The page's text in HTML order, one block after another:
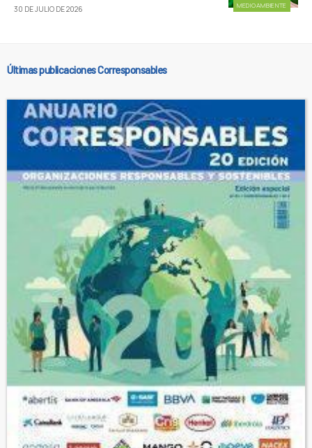
MEDIOAMBIENTE
30 DE JULIO DE 2026
Últimas publicaciones Corresponsables